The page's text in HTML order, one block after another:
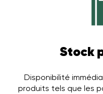
Stock
Disponibilité
produits tels que les